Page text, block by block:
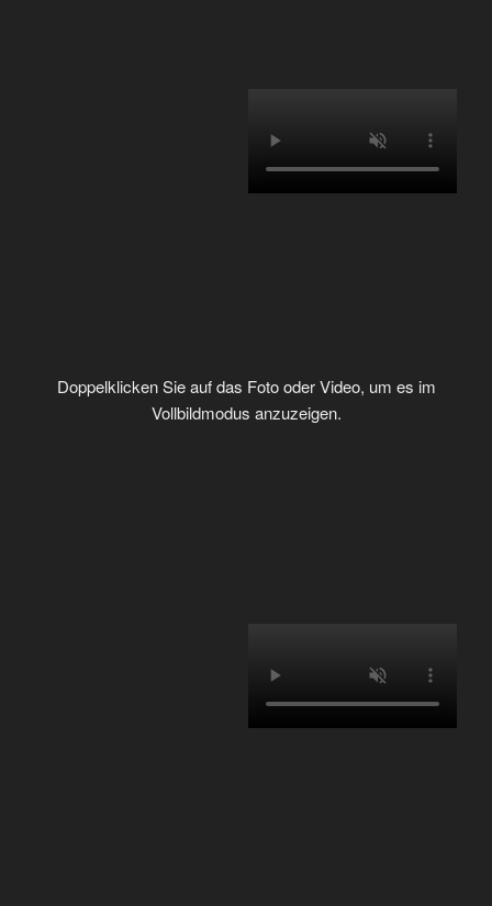
Doppelklicken Sie auf das Foto oder Video, um es im
Vollbildmodus anzuzeigen.